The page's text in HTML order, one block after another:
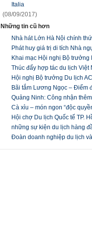
Italia
(08/09/2017)
Những tin cũ hơn
Nhà hát Lớn Hà Nội chính
Phát huy giá trị di tích Nhà
Khai mạc Hội nghị Bộ
Thúc đẩy hợp tác du lịch Việt
Hội nghị Bộ trưởng Du lịch
Bãi tắm Lương Ngọc – Điểm
Quảng Ninh: Công nhận
Cà xỉu – món ngon “độc
Hội chợ Du lịch Quốc tế TP.
những sự kiện du lịch hàng
Đoàn doanh nghiệp du lịch